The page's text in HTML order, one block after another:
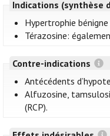
Indications (synthèse
Hypertrophie
Térazosine:
Contre-indications
Antécédents
Alfuzosine,
(RCP).